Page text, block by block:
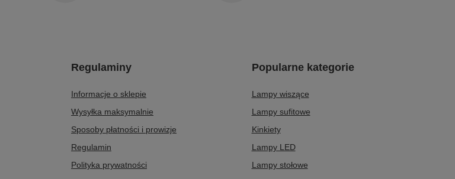
Regulaminy
Informacje o sklepie
Wysyłka maksymalnie
Sposoby płatności i prowizje
Regulamin
Polityka prywatności
Popularne kategorie
Lampy wiszące
Lampy sufitowe
Kinkiety
Lampy LED
Lampy stołowe